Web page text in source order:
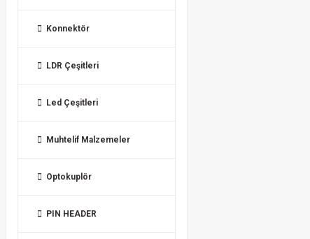
Konnektör
LDR Çeşitleri
Led Çeşitleri
Muhtelif Malzemeler
Optokuplör
PIN HEADER